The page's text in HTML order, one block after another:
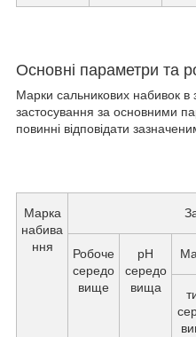
Основні параметри та
Марки сальникових набивок в
застосування за основними
повинні відповідати
Марка
набива
ння
Робоче
середо
вище
рН
середо
вища